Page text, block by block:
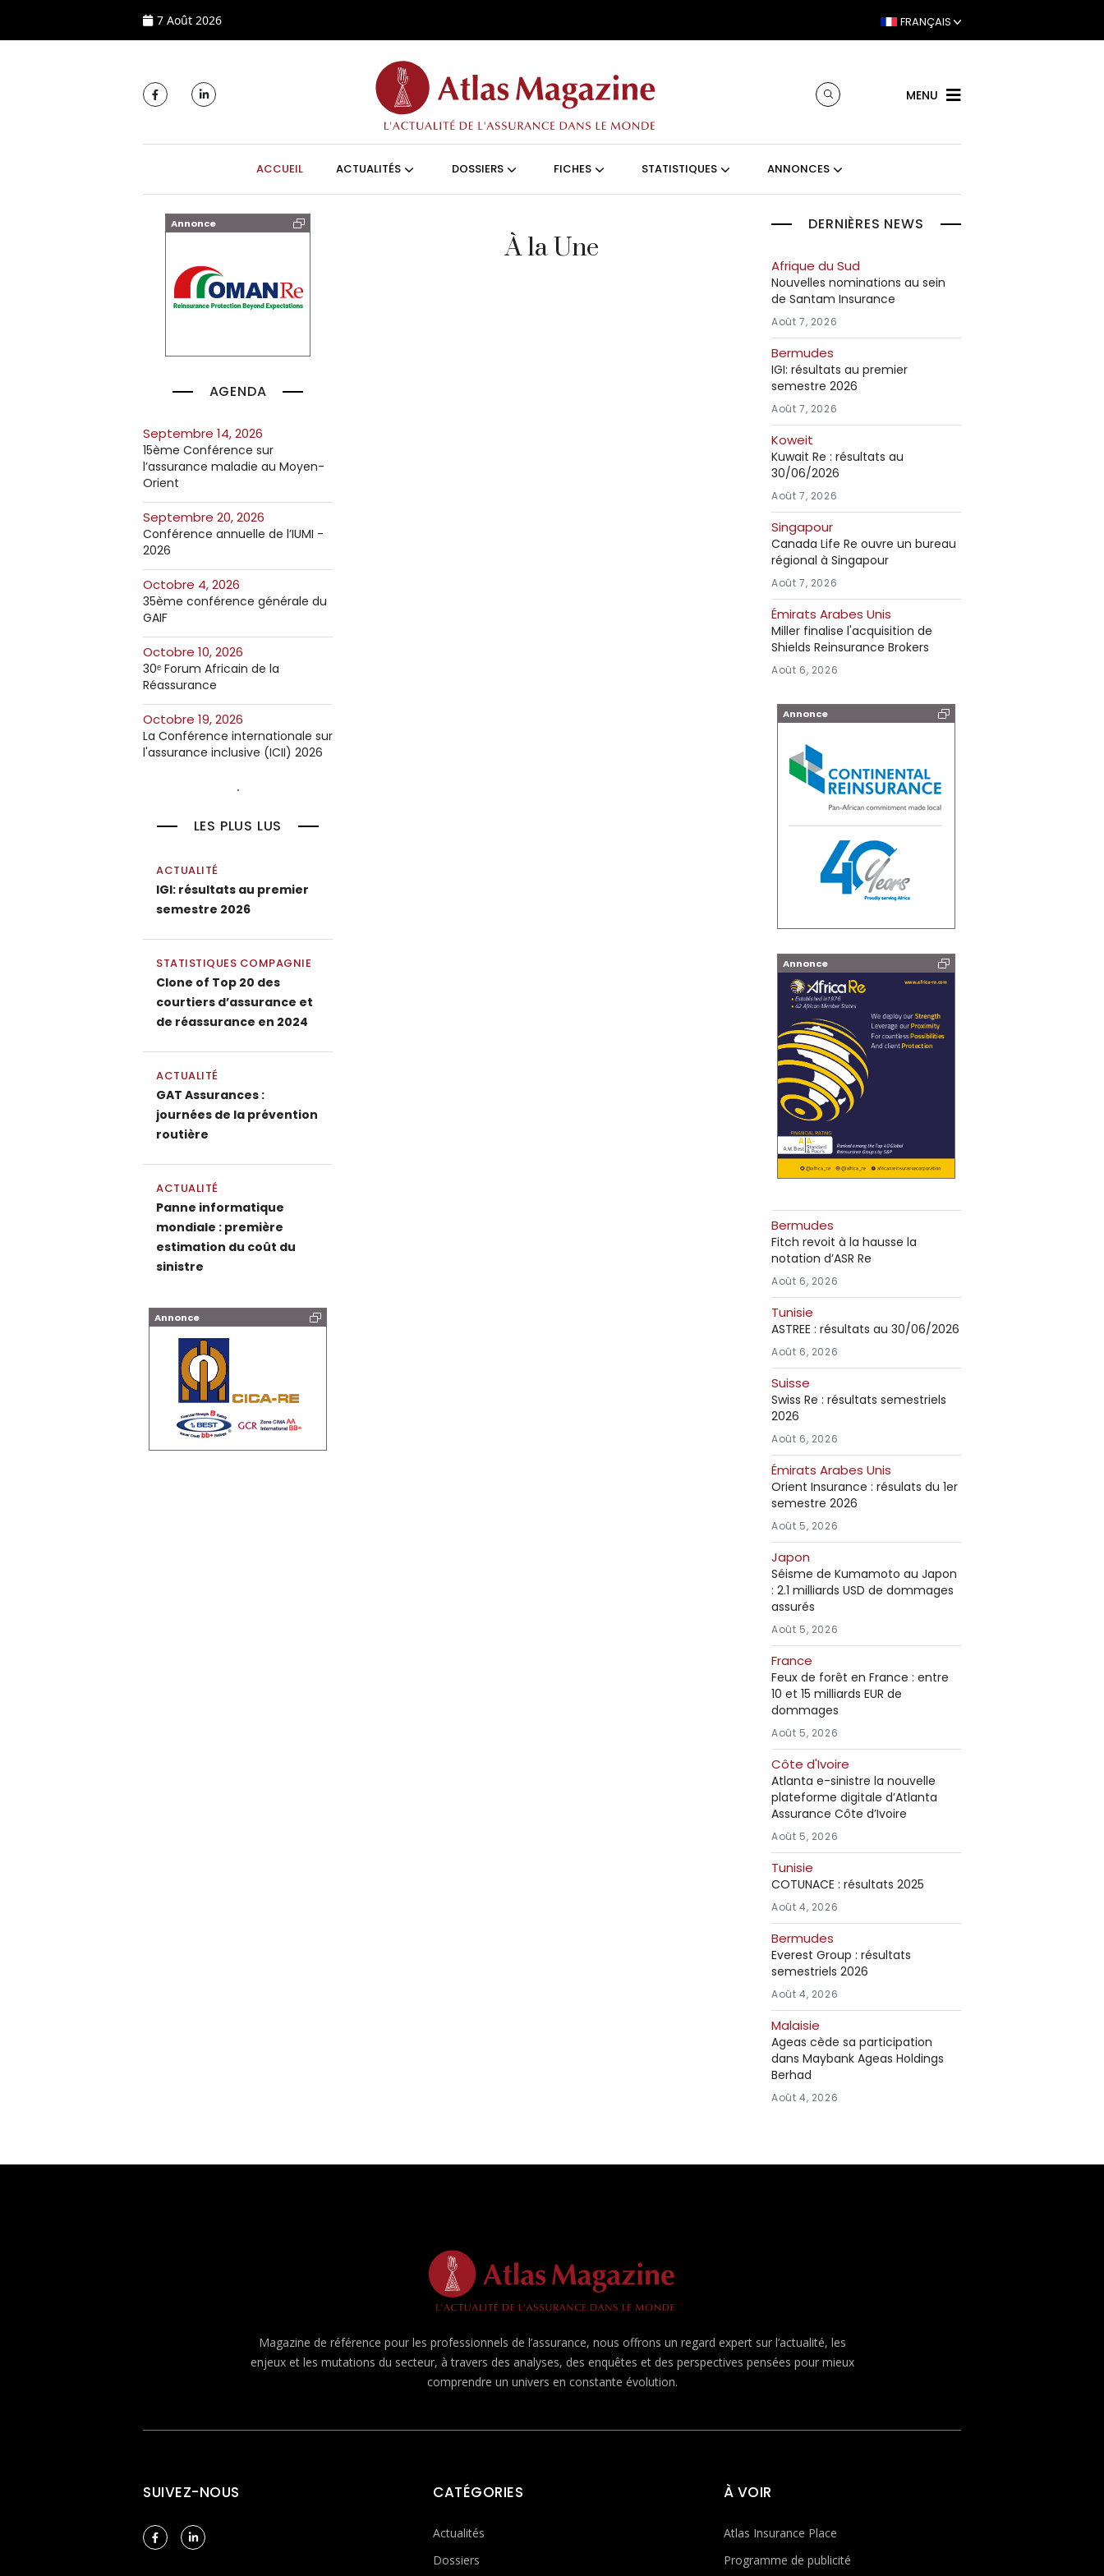
7 Août 2026 FRANÇAIS
MENU
ACCUEIL ACTUALITÉS DOSSIERS FICHES STATISTIQUES ANNONCES
Annonce
AGENDA
septembre 14, 2026
15ème Conférence sur
l’assurance maladie au Moyen-
Orient
septembre 20, 2026
Conférence annuelle de l’IUMI -
2026
octobre 4, 2026
35ème conférence générale du
GAIF
octobre 10, 2026
30ᵉ Forum Africain de la
Réassurance
octobre 19, 2026
La Conférence internationale sur
l'assurance inclusive (ICII) 2026
LES PLUS LUS
ACTUALITÉ
IGI: résultats au premier
semestre 2026
STATISTIQUES COMPAGNIE
Clone of Top 20 des
courtiers d’assurance et
de réassurance en 2024
ACTUALITÉ
GAT Assurances :
journées de la prévention
routière
ACTUALITÉ
Panne informatique
mondiale : première
estimation du coût du
sinistre
Annonce
À la Une
DERNIÈRES NEWS
Afrique du Sud
Nouvelles nominations au sein
de Santam Insurance
Août 7, 2026
Bermudes
IGI: résultats au premier
semestre 2026
Août 7, 2026
Koweit
Kuwait Re : résultats au
30/06/2026
Août 7, 2026
Singapour
Canada Life Re ouvre un bureau
régional à Singapour
Août 7, 2026
Émirats Arabes Unis
Miller finalise l'acquisition de
Shields Reinsurance Brokers
Août 6, 2026
Annonce
Annonce
Bermudes
Fitch revoit à la hausse la
notation d’ASR Re
Août 6, 2026
Tunisie
ASTREE : résultats au 30/06/2026
Août 6, 2026
Suisse
Swiss Re : résultats semestriels
2026
Août 6, 2026
Émirats Arabes Unis
Orient Insurance : résulats du 1er
semestre 2026
Août 5, 2026
Japon
Séisme de Kumamoto au Japon
: 2.1 milliards USD de dommages
assurés
Août 5, 2026
France
Feux de forêt en France : entre
10 et 15 milliards EUR de
dommages
Août 5, 2026
Côte d'Ivoire
Atlanta e-sinistre la nouvelle
plateforme digitale d’Atlanta
Assurance Côte d’Ivoire
Août 5, 2026
Tunisie
COTUNACE : résultats 2025
Août 4, 2026
Bermudes
Everest Group : résultats
semestriels 2026
Août 4, 2026
Malaisie
Ageas cède sa participation
dans Maybank Ageas Holdings
Berhad
Août 4, 2026
Magazine de référence pour les professionnels de l’assurance, nous offrons un regard expert sur l’actualité, les
enjeux et les mutations du secteur, à travers des analyses, des enquêtes et des perspectives pensées pour mieux
comprendre un univers en constante évolution.
SUIVEZ-NOUS CATÉGORIES
Actualités
Dossiers
À VOIR
Atlas Insurance Place
Programme de publicité